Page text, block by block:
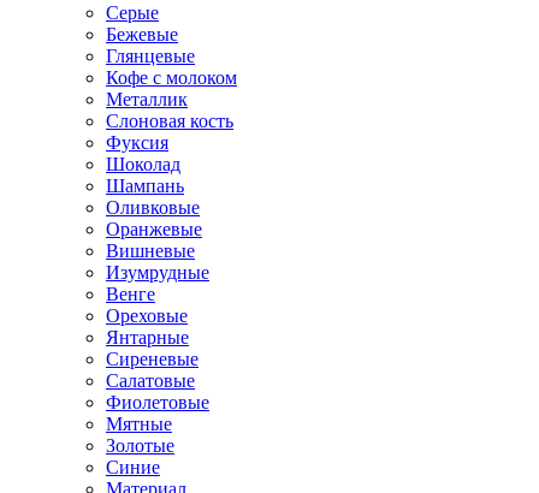
Серые
Бежевые
Глянцевые
Кофе с молоком
Металлик
Слоновая кость
Фуксия
Шоколад
Шампань
Оливковые
Оранжевые
Вишневые
Изумрудные
Венге
Ореховые
Янтарные
Сиреневые
Салатовые
Фиолетовые
Мятные
Золотые
Синие
Материал